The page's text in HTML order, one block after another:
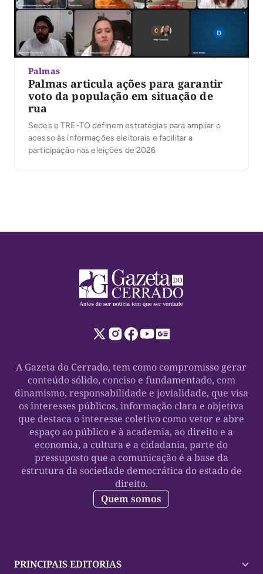
Palmas
Palmas articula ações para garantir
voto da população em situação de
rua
Sedes e TRE-TO definem estratégias para ampliar o
acesso às informações eleitorais e facilitar a
participação nas eleições de 2026
A Gazeta do Cerrado, tem como compromisso gerar
conteúdo sólido, conciso e fundamentado, com
dinamismo, responsabilidade e jovialidade, que visa
os interesses públicos, informação clara e objetiva
que destaca o interesse coletivo como vetor e abre
espaço ao público e à academia, ao direito e a
economia, a cultura e a cidadania, parte do
pressuposto que a comunicação é a base da
estrutura da sociedade democrática do estado de
direito.
Quem somos
PRINCIPAIS EDITORIAS